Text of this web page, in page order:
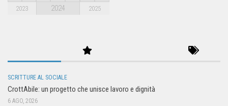
2023 2024 2025
SCRITTURE AL SOCIALE
CrottAbile: un progetto che unisce lavoro e dignità
6 AGO, 2026